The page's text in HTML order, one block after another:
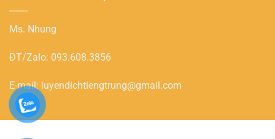
Ms. Nhung
ĐT/Zalo: 093.608.3856
E-mail: luyendichtiengtrung@gmail.com